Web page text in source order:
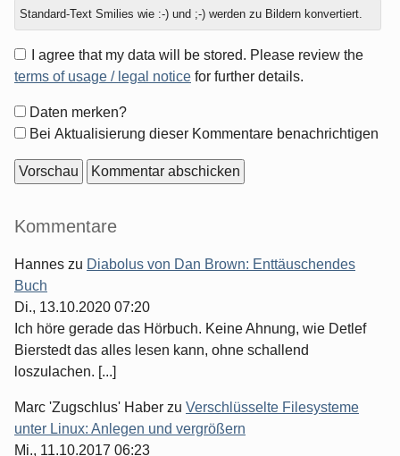
Standard-Text Smilies wie :-) und ;-) werden zu Bildern konvertiert.
I agree that my data will be stored. Please review the
terms of usage / legal notice for further details.
Formular-
Optionen
Daten merken?
Bei Aktualisierung dieser Kommentare benachrichtigen
Seitenleiste
Kommentare
Hannes zu Diabolus von Dan Brown: Enttäuschendes
Buch
Di., 13.10.2020 07:20
Ich höre gerade das Hörbuch. Keine Ahnung, wie Detlef
Bierstedt das alles lesen kann, ohne schallend
loszulachen. [...]
Marc 'Zugschlus' Haber zu Verschlüsselte Filesysteme
unter Linux: Anlegen und vergrößern
Mi., 11.10.2017 06:23